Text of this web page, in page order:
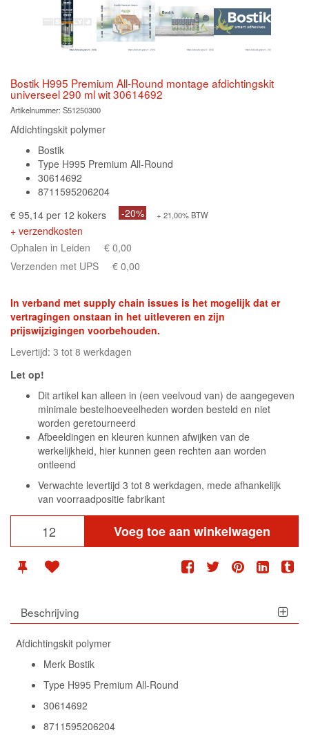
Bostik H995 Premium All-Round montage afdichtingskit
universeel 290 ml wit 30614692
Artikelnummer: S51250300
Afdichtingskit polymer
Bostik
Type H995 Premium All-Round
30614692
8711595206204
€ 95,14 per 12 kokers
-20% + 21,00% BTW
+ verzendkosten
Ophalen in Leiden
€ 0,00
Verzenden met UPS
€ 0,00
In verband met supply chain issues is het mogelijk dat er
vertragingen onstaan in het uitleveren en zijn
prijswijzigingen voorbehouden.
Levertijd: 3 tot 8 werkdagen
Let op!
Dit artikel kan alleen in (een veelvoud van) de aangegeven
minimale bestelhoeveelheden worden besteld en niet
worden geretourneerd
Afbeeldingen en kleuren kunnen afwijken van de
werkelijkheid, hier kunnen geen rechten aan worden
ontleend
Verwachte levertijd 3 tot 8 werkdagen, mede afhankelijk
van voorraadpositie fabrikant
Voeg toe aan winkelwagen
Beschrijving
Afdichtingskit polymer
Merk Bostik
Type H995 Premium All-Round
30614692
8711595206204